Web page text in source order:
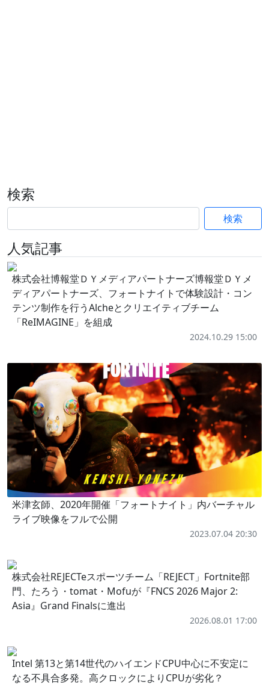
検索
検索
人気記事
株式会社博報堂ＤＹメディアパートナーズ博報堂ＤＹメ
ディアパートナーズ、フォートナイトで体験設計・コン
テンツ制作を行うAlcheとクリエイティブチーム
「ReIMAGINE」を組成
2024.10.29 15:00
米津玄師、2020年開催「フォートナイト」内バーチャル
ライブ映像をフルで公開
2023.07.04 20:30
株式会社REJECTeスポーツチーム「REJECT」Fortnite部
門、たろう・tomat・Mofuが『FNCS 2026 Major 2:
Asia』Grand Finalsに進出
2026.08.01 17:00
Intel 第13と第14世代のハイエンドCPU中心に不安定に
なる不具合多発。高クロックによりCPUが劣化？